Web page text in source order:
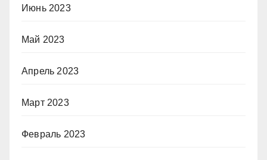
Июнь 2023
Май 2023
Апрель 2023
Март 2023
Февраль 2023